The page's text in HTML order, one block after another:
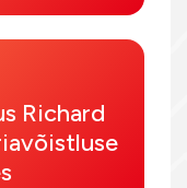
Richard